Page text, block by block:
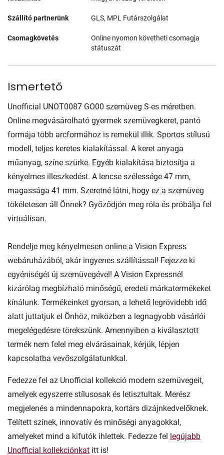
Szállító partnerünk GLS, MPL Futárszolgálat
Csomagkövetés
Online nyomon követheti csomagja
státuszát
Ismertető
Unofficial UNOT0087 GO00 szemüveg S-es méretben.
Online megvásárolható gyermek szemüvegkeret, pantó
formája több arcformához is remekül illik. Sportos stílusú
modell, teljes keretes kialakítással. A keret anyaga
műanyag, színe szürke. Egyéb kialakítása biztosítja a
kényelmes illeszkedést. A lencse szélessége 47 mm,
magassága 41 mm. Szeretné látni, hogy ez a szemüveg
tökéletesen áll Önnek? Győződjön meg róla és próbálja fel
virtuálisan.
Rendelje meg kényelmesen online a Vision Express
webáruházából, akár ingyenes szállítással! Fejezze ki
egyéniségét új szemüvegével! A Vision Expressnél
kizárólag megbízható minőségű, eredeti márkatermékeket
kínálunk. Termékeinket gyorsan, a lehető legrövidebb idő
alatt juttatjuk el Önhöz, miközben a legnagyobb vásárlói
megelégedésre törekszünk. Amennyiben a kiválasztott
termék nem felel meg elvárásainak, kérjük, lépjen
kapcsolatba vevőszolgálatunkkal.
Fedezze fel az Unofficial kollekció modern szemüvegeit,
amelyek egyszerre stílusosak és letisztultak. Merész
megjelenés a mindennapokra, kortárs dizájnkedvelőknek.
Telített színek, innovatív és minőségi anyagokkal,
amelyeket mind a kifutók ihlettek. Fedezze fel legújabb
Unofficial kollekciónkat itt is!